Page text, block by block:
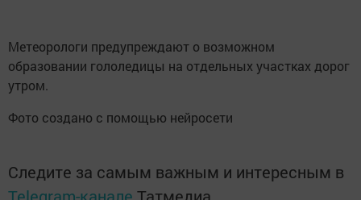
Метеорологи предупреждают о возможном
образовании гололедицы на отдельных участках дорог
утром.
Фото создано с помощью нейросети
Следите за самым важным и интересным в